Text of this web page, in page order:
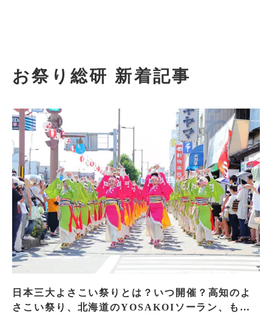
お祭り総研 新着記事
日本三大よさこい祭りとは？いつ開催？高知のよ
さこい祭り、北海道のYOSAKOIソーラン、もう